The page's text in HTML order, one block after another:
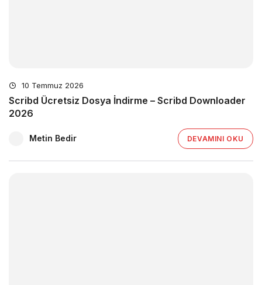
10 Temmuz 2026
Scribd Ücretsiz Dosya İndirme – Scribd Downloader
2026
Metin Bedir DEVAMINI OKU